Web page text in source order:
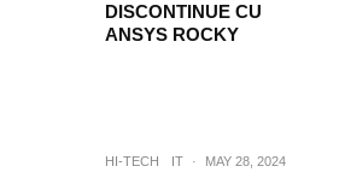
DISCONTINUE CU
ANSYS ROCKY
HI-TECH IT · MAY 28, 2024